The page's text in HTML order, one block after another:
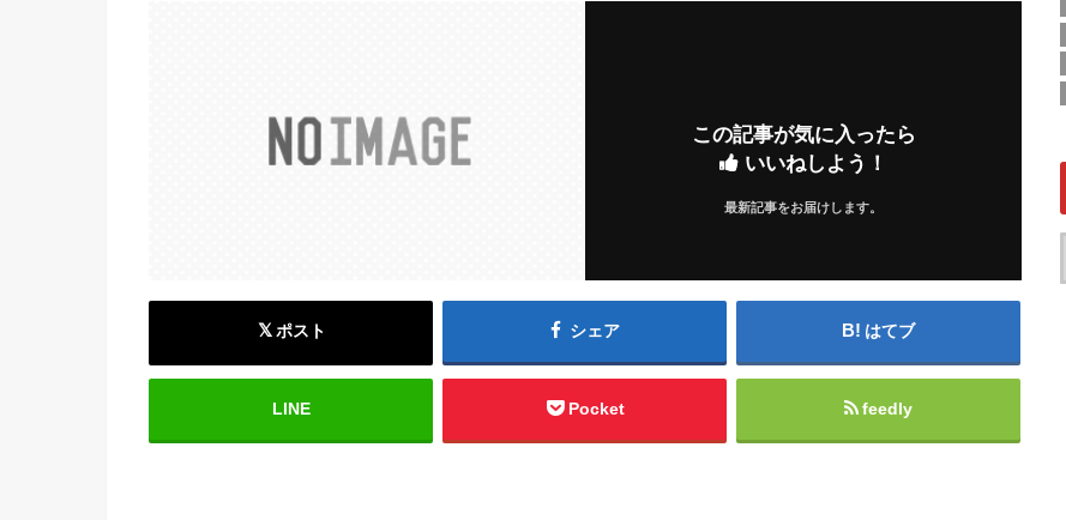
この記事が気に入ったら
いいねしよう！
最新記事をお届けします。
ポスト シェア はてブ
LINE Pocket feedly